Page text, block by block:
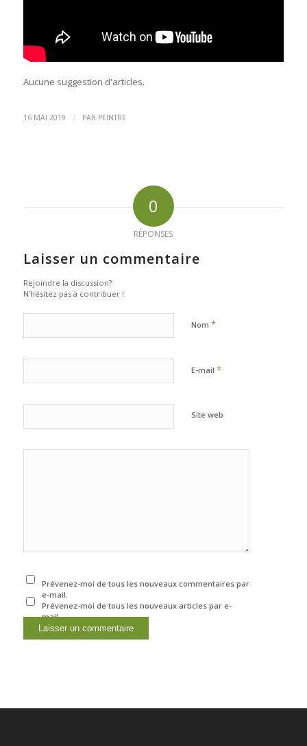
Aucune suggestion d'articles.
16 MAI 2019 / PAR PEINTRE
0
RÉPONSES
Laisser un commentaire
Rejoindre la discussion?
N’hésitez pas à contribuer !
Nom *
E-mail *
Site web
Prévenez-moi de tous les nouveaux commentaires par
e-mail.
Prévenez-moi de tous les nouveaux articles par e-
mail.